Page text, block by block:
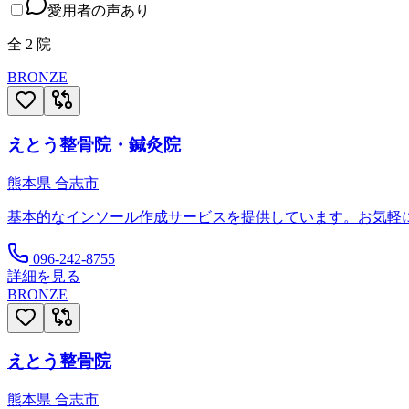
愛用者の声あり
全 2 院
BRONZE
えとう整骨院・鍼灸院
熊本県 合志市
基本的なインソール作成サービスを提供しています。お気軽
096-242-8755
詳細を見る
BRONZE
えとう整骨院
熊本県 合志市